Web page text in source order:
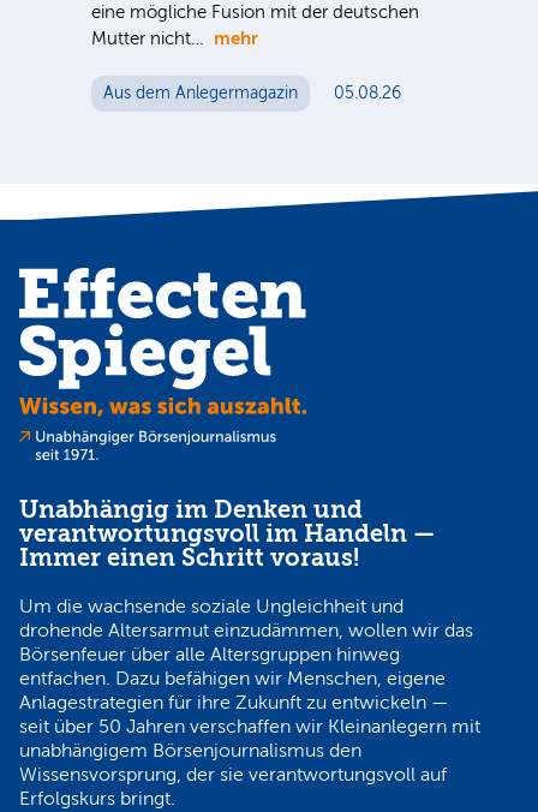
eine mögliche Fusion mit der deutschen
Mutter nicht… mehr
Aus dem Anlegermagazin 05.08.26
Unabhängig im Denken und
verantwortungsvoll im Handeln —
Immer einen Schritt voraus!
Um die wachsende soziale Ungleichheit und
drohende Altersarmut einzudämmen, wollen wir das
Börsenfeuer über alle Altersgruppen hinweg
entfachen. Dazu befähigen wir Menschen, eigene
Anlagestrategien für ihre Zukunft zu entwickeln —
seit über 50 Jahren verschaffen wir Kleinanlegern mit
unabhängigem Börsenjournalismus den
Wissensvorsprung, der sie verantwortungsvoll auf
Erfolgskurs bringt.